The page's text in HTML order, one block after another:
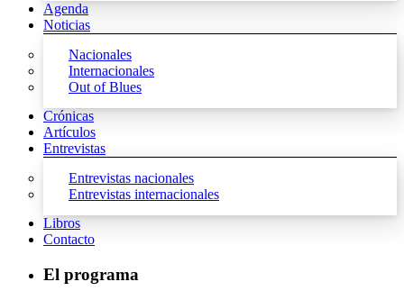
Agenda
Noticias
Nacionales
Internacionales
Out of Blues
Crónicas
Artículos
Entrevistas
Entrevistas nacionales
Entrevistas internacionales
Libros
Contacto
El programa